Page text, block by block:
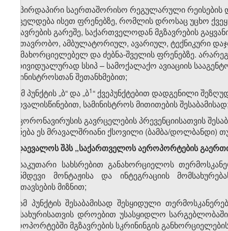
) პირდაპირი საერთაშორისო რეგულარული რეისების
ვრცელდება ისეთ ფრენებზე, რომლის დროსაც უცხო
მგზავრების გარეშე, საქართველოდან მგზავრების
სამთავრობო, ამბულატორიულ, ავარიულ, ტექნიკური
განმახორციელებელ და ძებნა-შველის ფრენებზე.
ინდივიდუალურად სსიპ – სამოქალაქო ავიაციის
სამინისტროსთან შეთანხმებით;
გ) ამ პუნქტის „ბ“ და „ბ​1“ ქვეპუნქტებით დადგენილი
გათვალისწინებით, სამინისტროს მითითების
დ) კორონავირუსის გავრცელების პრევენციისათვის
(იქნება ეს მრავალშრიანი ქსოვილი (ბამბა/დოლბანდი)
8. დაევალოს შპს „საქართველოს აეროპორტების
ა) საკუთარი სახსრებით განახორციელოს
თანმდევი მონტაჟისა და ინტეგრაციის
განთავსების მიზნით;
ბ) ამ პუნქტის შესაბამისად შესყიდული
სამსახურისათვის დროებით უსასყიდლო
აეროპორტებში მგზავრების სკრინინგის